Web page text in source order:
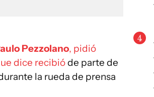
Pezzolano, pidió
dice recibióde parte de
la rueda de prensa